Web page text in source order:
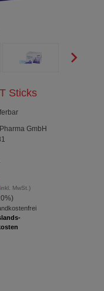
Sticks
GmbH
MwSt.)
)